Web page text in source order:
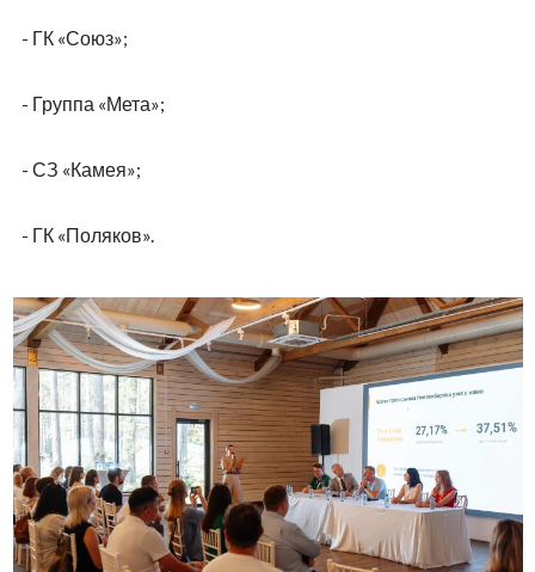
развлекательная программа. Открытая площадка,
атмосфера позволили совместить деловое общение с